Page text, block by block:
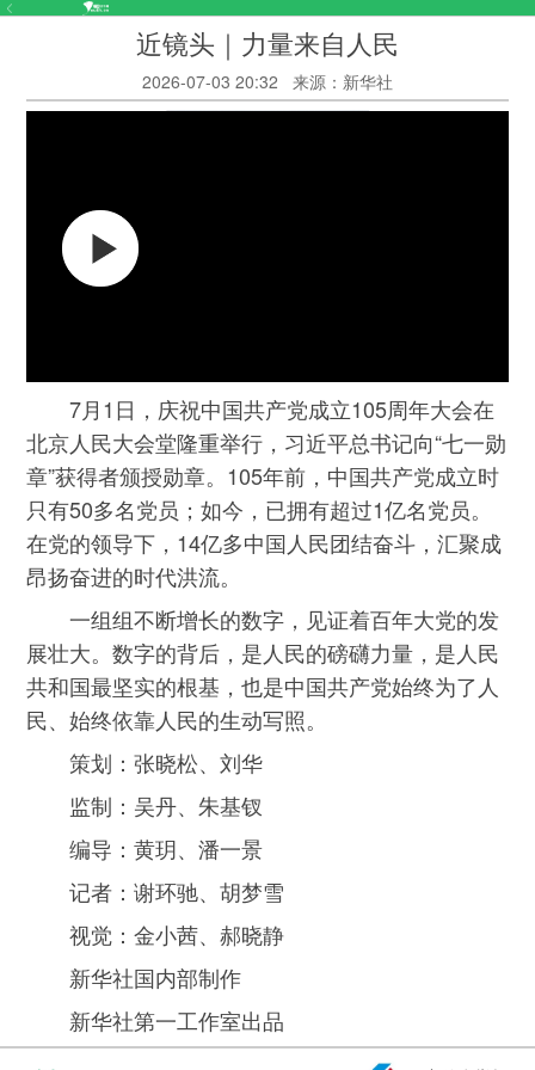
近镜头｜力量来自人民
2026-07-03 20:32 来源：新华社
7月1日，庆祝中国共产党成立105周年大会在
北京人民大会堂隆重举行，习近平总书记向“七一勋
章”获得者颁授勋章。105年前，中国共产党成立时
只有50多名党员；如今，已拥有超过1亿名党员。
在党的领导下，14亿多中国人民团结奋斗，汇聚成
昂扬奋进的时代洪流。
一组组不断增长的数字，见证着百年大党的发
展壮大。数字的背后，是人民的磅礴力量，是人民
共和国最坚实的根基，也是中国共产党始终为了人
民、始终依靠人民的生动写照。
策划：张晓松、刘华
监制：吴丹、朱基钗
编导：黄玥、潘一景
记者：谢环驰、胡梦雪
视觉：金小茜、郝晓静
新华社国内部制作
新华社第一工作室出品